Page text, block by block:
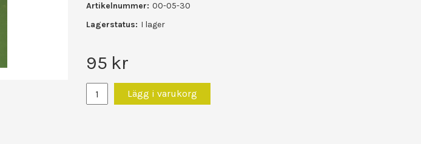
Artikelnummer: 00-05-30
Lagerstatus: I lager
95 kr
Lägg i varukorg